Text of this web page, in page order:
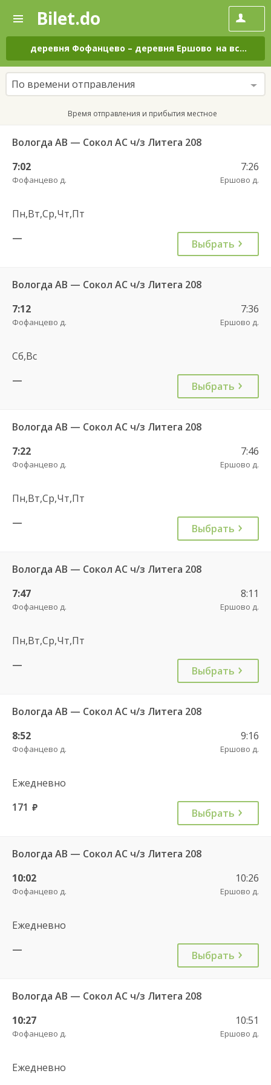
—
Поиск
и
покупка
билетов
на
автобус
онлайн
Bilet.do
деревня Фофанцево – деревня Ершово на все дни
По времени отправления
Время отправления и прибытия местное
Вологда АВ — Сокол АС ч/з Литега 208
7:02
Фофанцево д.
7:26
Ершово д.
Пн,Вт,Ср,Чт,Пт
—
Выбрать
Вологда АВ — Сокол АС ч/з Литега 208
7:12
Фофанцево д.
7:36
Ершово д.
Сб,Вс
—
Выбрать
Вологда АВ — Сокол АС ч/з Литега 208
7:22
Фофанцево д.
7:46
Ершово д.
Пн,Вт,Ср,Чт,Пт
—
Выбрать
Вологда АВ — Сокол АС ч/з Литега 208
7:47
Фофанцево д.
8:11
Ершово д.
Пн,Вт,Ср,Чт,Пт
—
Выбрать
Вологда АВ — Сокол АС ч/з Литега 208
8:52
Фофанцево д.
9:16
Ершово д.
Ежедневно
171 руб. Выбрать
Вологда АВ — Сокол АС ч/з Литега 208
10:02
Фофанцево д.
10:26
Ершово д.
Ежедневно
—
Выбрать
Вологда АВ — Сокол АС ч/з Литега 208
10:27
Фофанцево д.
10:51
Ершово д.
Ежедневно